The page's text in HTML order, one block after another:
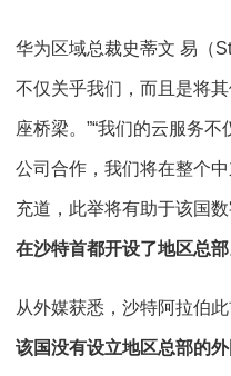
华为区域总裁史蒂文 易（
不仅关乎我们，而且是将
座桥梁。”“我们的云服务
公司合作，我们将在整个
充道，此举将有助于该国数
在沙特首都开设了地区总部
从外媒获悉，沙特阿拉伯此
该国没有设立地区总部的